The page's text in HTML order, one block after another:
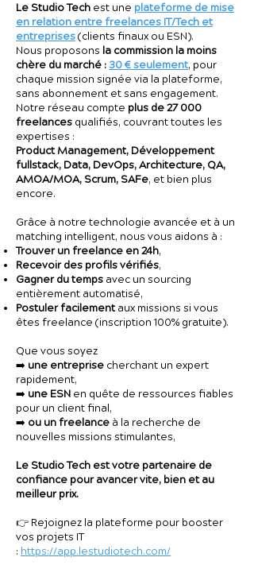
Le Studio Tech est une plateforme de mise
en relation entre freelances IT/Tech et
entreprises(clients finaux ou ESN).
Nous proposons la commission la moins
chère du marché :30 € seulement, pour
chaque mission signée via la plateforme,
sans abonnement et sans engagement.
Notre réseau compte plus de 27 000
freelances qualifiés, couvrant toutes les
expertises :
Product Management, Développement
fullstack, Data, DevOps, Architecture, QA,
AMOA/MOA, Scrum, SAFe, et bien plus
encore.
Grâce à notre technologie avancée et à un
matching intelligent, nous vous aidons à :
Trouver un freelance en 24h,
Recevoir des profils vérifiés,
Gagner du temps avec un sourcing
entièrement automatisé,
Postuler facilementaux missions si vous
êtes freelance (inscription 100% gratuite).
Que vous soyez
➡️ une entreprise cherchant un expert
rapidement,
➡️ une ESN en quête de ressources fiables
pour un client final,
➡️ ou un freelance à la recherche de
nouvelles missions stimulantes,
Le Studio Tech est votre partenaire de
confiance pour avancer vite, bien et au
meilleur prix.
👉 Rejoignez la plateforme pour booster
vos projets IT
: https://app.lestudiotech.com/